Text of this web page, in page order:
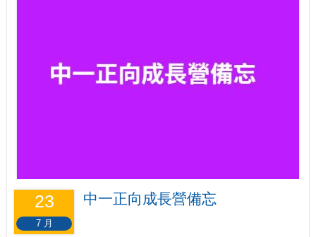
23
7 月
中一正向成長營備忘